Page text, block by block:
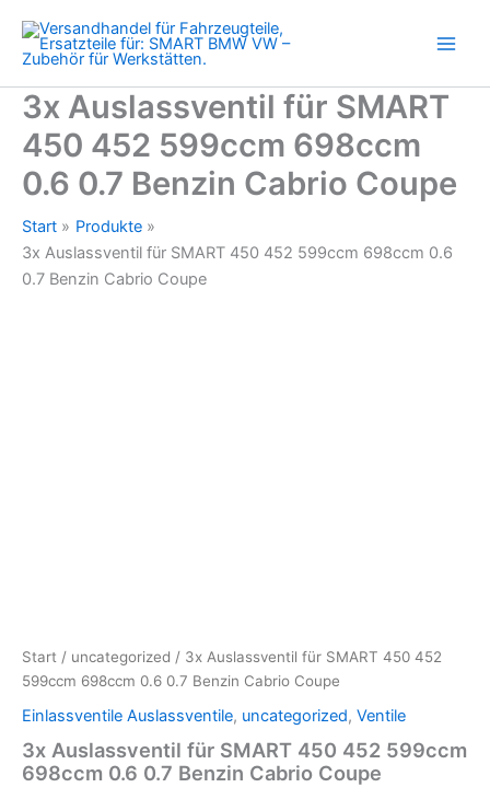
Inhalt
springen
3x Auslassventil für SMART
450 452 599ccm 698ccm
0.6 0.7 Benzin Cabrio Coupe
Start
Produkte
3x Auslassventil für SMART 450 452 599ccm 698ccm 0.6
0.7 Benzin Cabrio Coupe
Start / uncategorized / 3x Auslassventil für SMART 450 452
599ccm 698ccm 0.6 0.7 Benzin Cabrio Coupe
Einlassventile Auslassventile, uncategorized, Ventile
3x Auslassventil für SMART 450 452 599ccm
698ccm 0.6 0.7 Benzin Cabrio Coupe
599ccm
698ccm
0.6
0.7
Benzin
Cabrio
Coupe
Menge